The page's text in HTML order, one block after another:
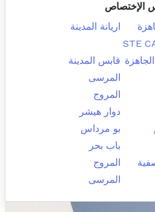
الإختصاص
اريانة المدينة
STE
قابس المدينة
المرسى
المروج
دوار هيشر
بو مرداس
باب بحر
المروج
المرسى